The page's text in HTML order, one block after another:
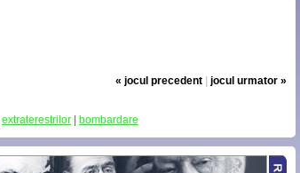
« jocul precedent jocul urmator »
extraterestrilor bombardare